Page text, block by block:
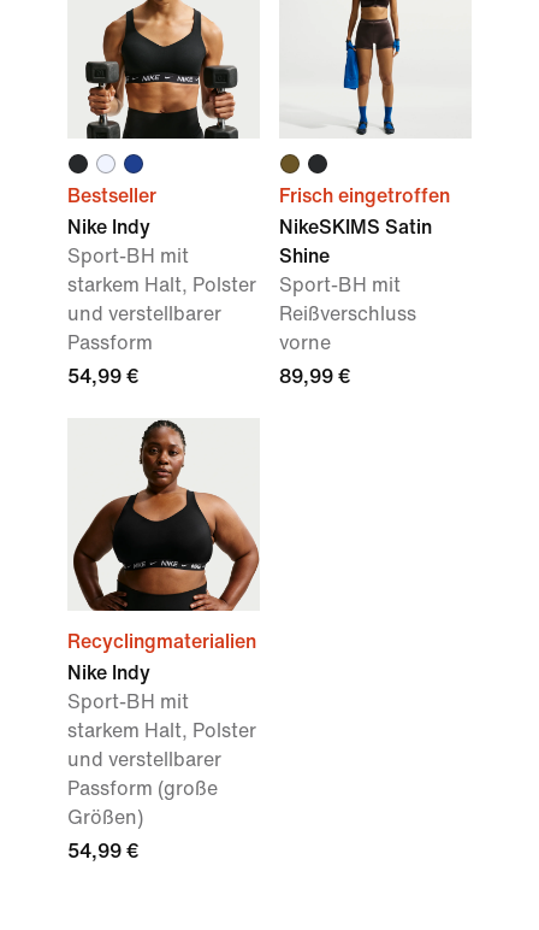
Bestseller
Nike Indy
Sport-BH mit
starkem Halt, Polster
und verstellbarer
Passform
54,99 €
Frisch eingetroffen
NikeSKIMS Satin
Shine
Sport-BH mit
Reißverschluss
vorne
89,99 €
Recyclingmaterialien
Nike Indy
Sport-BH mit
starkem Halt, Polster
und verstellbarer
Passform (große
Größen)
54,99 €